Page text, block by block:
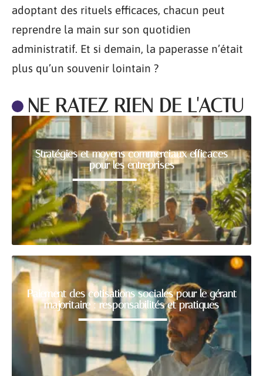
adoptant des rituels efficaces, chacun peut
reprendre la main sur son quotidien
administratif. Et si demain, la paperasse n’était
plus qu’un souvenir lointain ?
NE RATEZ RIEN DE L'ACTU
Stratégies et moyens commerciaux efficaces
pour les entreprises
Paiement des cotisations sociales pour le gérant
majoritaire : responsabilités et pratiques